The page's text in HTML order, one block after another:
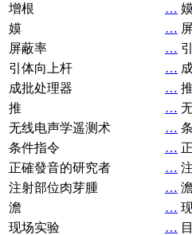
增根
…
嫫
…
屏蔽率
…
引体向上杆
…
成批处理器
… 推
推
…
无线电声学遥测术
…
条件指令
…
正確發音的研究者
…
注射部位肉芽腫
…
澹
…
现场实验
…